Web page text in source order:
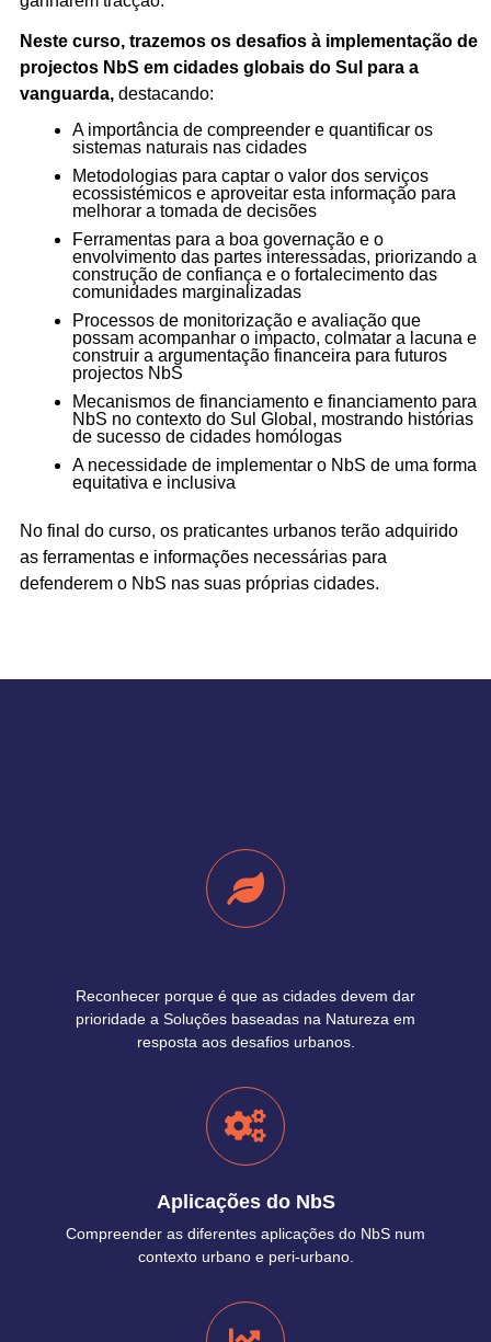
Neste curso, trazemos os desafios à implementação de
projectos NbS em cidades globais do Sul para a
vanguarda, destacando:
A importância de compreender e quantificar os
sistemas naturais nas cidades
Metodologias para captar o valor dos serviços
ecossistémicos e aproveitar esta informação para
melhorar a tomada de decisões
Ferramentas para a boa governação e o
envolvimento das partes interessadas, priorizando a
construção de confiança e o fortalecimento das
comunidades marginalizadas
Processos de monitorização e avaliação que
possam acompanhar o impacto, colmatar a lacuna e
construir a argumentação financeira para futuros
projectos NbS
Mecanismos de financiamento e financiamento para
NbS no contexto do Sul Global, mostrando histórias
de sucesso de cidades homólogas
A necessidade de implementar o NbS de uma forma
equitativa e inclusiva
No final do curso, os praticantes urbanos terão adquirido
as ferramentas e informações necessárias para
defenderem o NbS nas suas próprias cidades.
Reconhecer porque é que as cidades devem dar
prioridade a Soluções baseadas na Natureza em
resposta aos desafios urbanos.
Aplicações do NbS
Compreender as diferentes aplicações do NbS num
contexto urbano e peri-urbano.